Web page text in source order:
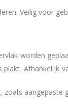
Veilig voor
worden
Afhankelijk
zoals